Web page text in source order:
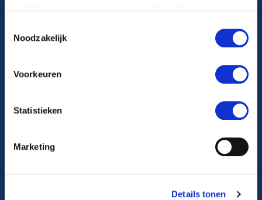
Noodzakelijk
Voorkeuren
Statistieken
Marketing
Details tonen
Ga naar Facebook
Ga naar Instagram
Ga naar X